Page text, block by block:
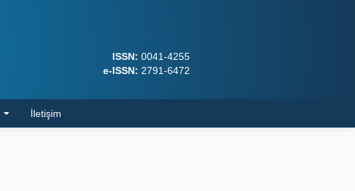
ISSN: 0041-4255
e-ISSN: 2791-6472
İletişim